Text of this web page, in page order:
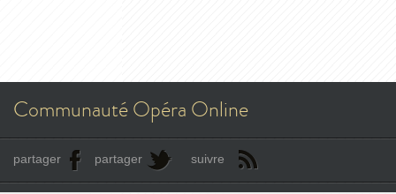
Communauté Opéra Online
partager partager suivre